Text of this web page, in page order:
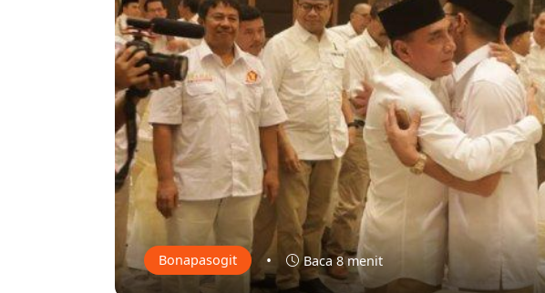
Bonapasogit • Baca 8 menit